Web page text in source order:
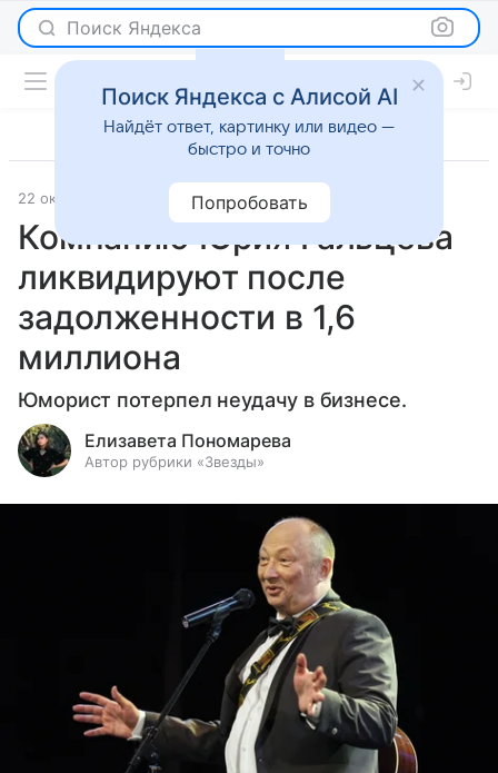
Поиск Яндекса
22 октября 2024 Светская жизнь
Компанию Юрия Гальцева
ликвидируют после
задолженности в 1,6
миллиона
Юморист потерпел неудачу в бизнесе.
Елизавета Пономарева
Автор рубрики «Звезды»
Поиск Яндекса с Алисой AI
Найдёт ответ, картинку или видео —
быстро и точно
Попробовать